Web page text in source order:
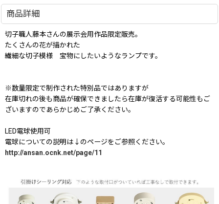
商品詳細
切子職人藤本さんの展示会用作品限定販売。
たくさんの花が描かれた
繊細な切子模様 宝物にしたいようなランプです。
※数量限定で制作された特別品ではありますが
在庫切れの後も商品が確保できましたら在庫が復活する可能性もご
ざいますのであらかじめご了承ください。
LED電球使用可
電球についての説明は↓のページをご参照ください。
http://ansan.ocnk.net/page/11